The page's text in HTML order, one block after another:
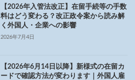
【2026年入管法改正】在留手続等の手数
料はどう変わる？改正政令案から読み解
く外国人・企業への影響
2026年7月4日
【2026年6月14日以降】新様式の在留カ
ードで確認方法が変わります｜外国人雇